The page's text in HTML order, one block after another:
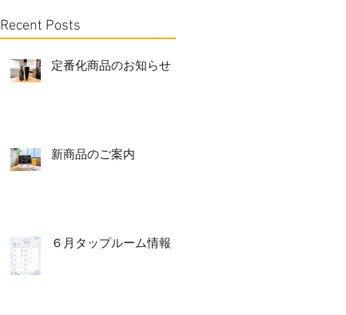
Recent Posts
定番化商品のお知らせ
新商品のご案内
６月タップルーム情報